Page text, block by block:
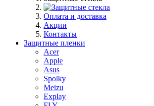
Оплата и доставка
Акции
Контакты
Защитные пленки
Acer
Apple
Asus
Spolky
Meizu
Explay